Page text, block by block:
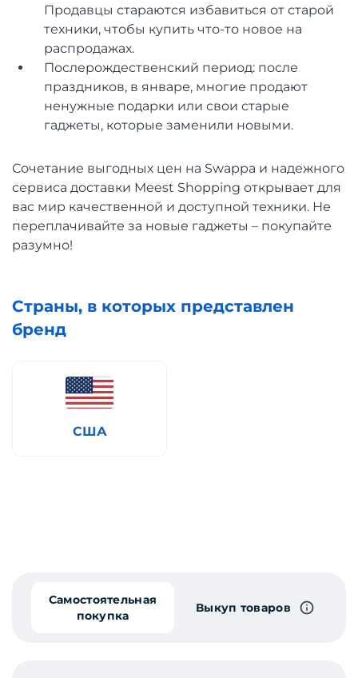
Продавцы стараются избавиться от старой
техники, чтобы купить что-то новое на
распродажах.
Послерождественский период: после
праздников, в январе, многие продают
ненужные подарки или свои старые
гаджеты, которые заменили новыми.
Сочетание выгодных цен на Swappa и надежного
сервиса доставки Meest Shopping открывает для
вас мир качественной и доступной техники. Не
переплачивайте за новые гаджеты – покупайте
разумно!
Страны, в которых представлен
бренд
США
Самостоятельная
покупка
Выкуп товаров